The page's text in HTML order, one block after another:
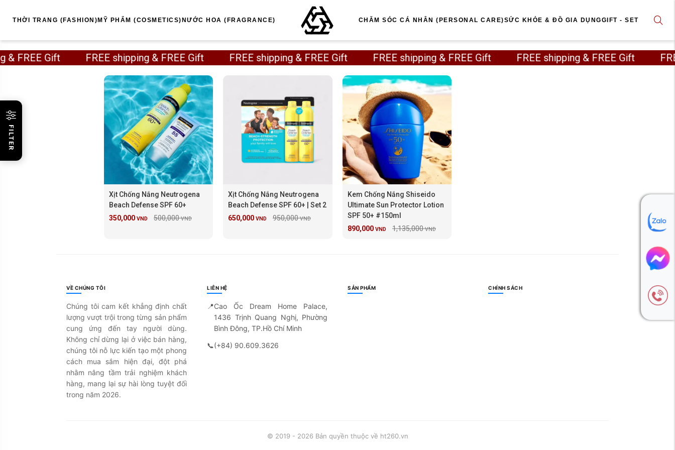
THỜI TRANG (FASHION) MỸ PHẨM (COSMETICS) NƯỚC HOA (FRAGRANCE) CHĂM SÓC CÁ NHÂN (PERSONAL CARE)SỨC KHỎE & ĐỒ GIA DỤNGGIFT - SET
& FREE Gift FREE shipping & FREE Gift FREE shipping & FREE Gift FREE shipping & FREE Gift FREE shipping & FREE
FILTER
Xịt Chống Nắng Neutrogena
Beach Defense SPF 60+
350,000 VND 500,000 VND
Xịt Chống Nắng Neutrogena
Beach Defense SPF 60+ | Set 2
650,000 VND 950,000 VND
Kem Chống Nắng Shiseido
Ultimate Sun Protector Lotion
SPF 50+ #150ml
890,000 VND 1,135,000 VND
VỀ CHÚNG TÔI
Chúng tôi cam kết khẳng định chất
lượng vượt trội trong từng sản phẩm
cung ứng đến tay người dùng.
Không chỉ dừng lại ở việc bán hàng,
chúng tôi nỗ lực kiến tạo một phong
cách mua sắm hiện đại, đột phá
nhằm nâng tầm trải nghiệm khách
hàng, mang lại sự hài lòng tuyệt đối
trong năm 2026.
LIÊN HỆ
📍Cao Ốc Dream Home Palace,
1436 Trịnh Quang Nghị, Phường
Bình Đông, TP.Hồ Chí Minh
📞(+84) 90.609.3626
SẢN PHẨM CHÍNH SÁCH
© 2019 - 2026 Bản quyền thuộc về ht260.vn